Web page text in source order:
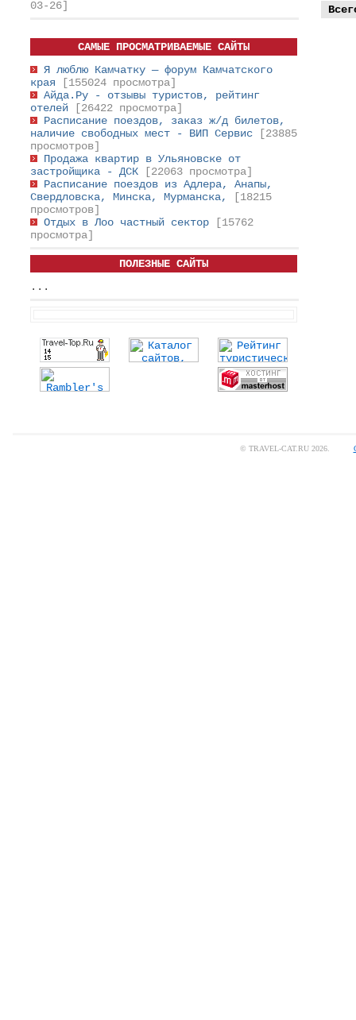
03-26]
САМЫЕ ПРОСМАТРИВАЕМЫЕ САЙТЫ
Я люблю Камчатку — форум Камчатского
края
[155024 просмотра]
Айда.Ру - отзывы туристов, рейтинг
отелей
[26422 просмотра]
Расписание поездов, заказ ж/д билетов,
наличие свободных мест - ВИП Сервис
[23885
просмотров]
Продажа квартир в Ульяновске от
застройщика - ДСК
[22063 просмотра]
Расписание поездов из Адлера, Анапы,
Свердловска, Минска, Мурманска,
[18215
просмотров]
Отдых в Лоо частный сектор
[15762
просмотра]
ПОЛЕЗНЫЕ САЙТЫ
...
© TRAVEL-CAT.RU 2026.